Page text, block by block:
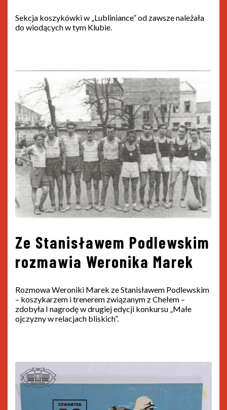
Sekcja koszykówki w „Lubliniance” od zawsze należała
do wiodących w tym Klubie.
Ze Stanisławem Podlewskim
rozmawia Weronika Marek
Rozmowa Weroniki Marek ze Stanisławem Podlewskim
– koszykarzem i trenerem związanym z Chełem –
zdobyła I nagrodę w drugiej edycji konkursu „Małe
ojczyzny w relacjach bliskich”.